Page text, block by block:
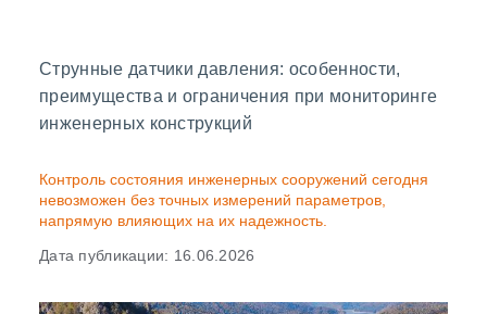
Струнные датчики давления: особенности,
преимущества и ограничения при мониторинге
инженерных конструкций
Контроль состояния инженерных сооружений сегодня
невозможен без точных измерений параметров,
напрямую влияющих на их надежность.
Дата публикации: 16.06.2026